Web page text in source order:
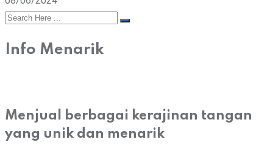
Info Menarik
Menjual berbagai kerajinan tangan
yang unik dan menarik